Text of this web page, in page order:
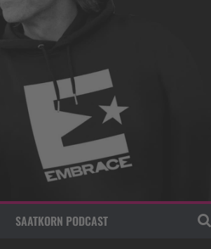
SAATKORN PODCAST